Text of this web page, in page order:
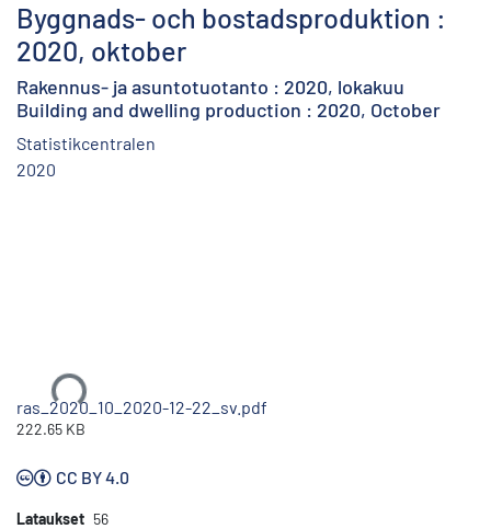
Byggnads- och bostadsproduktion :
2020, oktober
Rakennus- ja asuntotuotanto : 2020, lokakuu
Building and dwelling production : 2020, October
Statistikcentralen
2020
Ladataan...
ras_2020_10_2020-12-22_sv.pdf
222.65 KB
CC BY 4.0
Lataukset 56